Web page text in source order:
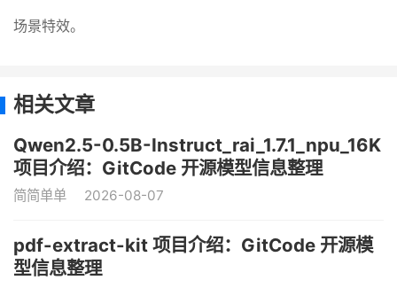
场景特效。
相关文章
Qwen2.5-0.5B-Instruct_rai_1.7.1_npu_16K
项目介绍：GitCode 开源模型信息整理
简简单单 2026-08-07
pdf-extract-kit 项目介绍：GitCode 开源模
型信息整理